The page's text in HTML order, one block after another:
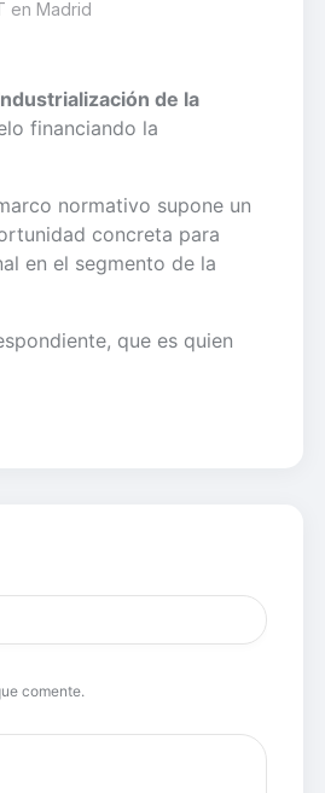
en Madrid
de la
financiando la
normativo supone un
concreta para
en el segmento de la
que es quien
comente.